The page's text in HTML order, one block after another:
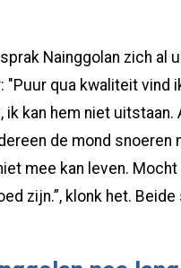
Nainggolan zich
"Puur qua kwaliteit vind
ik kan hem niet
de mond snoeren
mee kan leven.
zijn.”, klonk het.